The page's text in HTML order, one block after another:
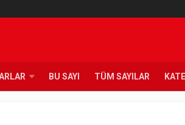
BU SAYI TÜM SAYILAR